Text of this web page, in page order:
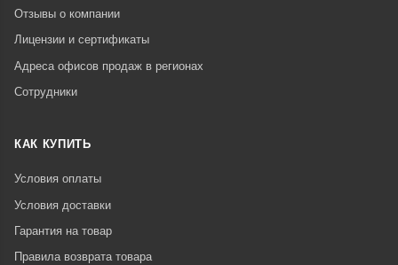
Отзывы о компании
Лицензии и сертификаты
Адреса офисов продаж в регионах
Сотрудники
КАК КУПИТЬ
Условия оплаты
Условия доставки
Гарантия на товар
Правила возврата товара